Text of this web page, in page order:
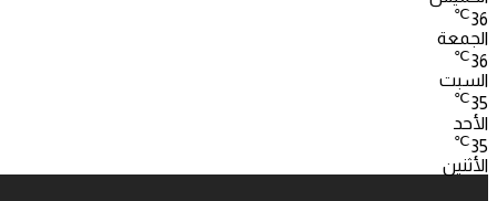
36
℃
الجمعة
36
℃
السبت
35
℃
الأحد
35
℃
الأثنين